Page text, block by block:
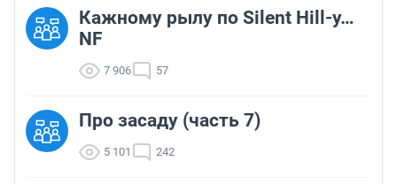
Кажному рылу по Silent Hill-у…
NF
7 906 57
Про засаду (часть 7)
5 101 242